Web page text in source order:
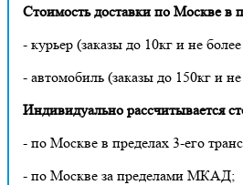
Стоимость доставки по Москве в
- курьер (заказы до 10кг и не
- автомобиль (заказы до 150кг и
Индивидуально рассчитывается
- по Москве в пределах 3-его
- по Москве за пределами МКАД;